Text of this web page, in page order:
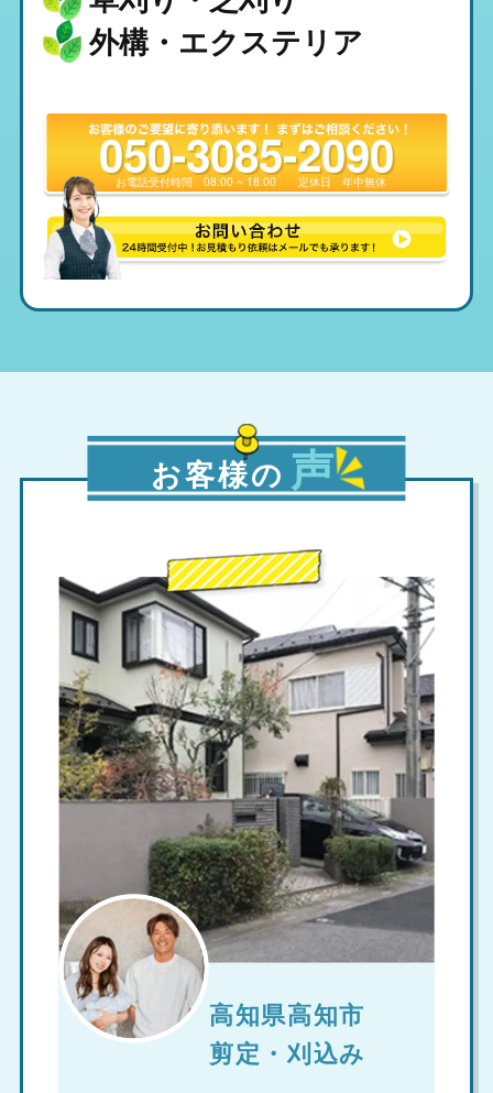
外構・エクステリア
050-3085-2090
お電話受付時間08:00 ~ 18:00 定休日年中無休
お客様の 声
高知県高知市
剪定・刈込み